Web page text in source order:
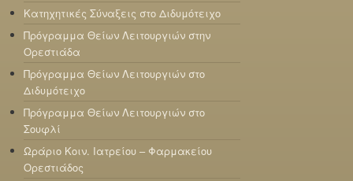
Κατηχητικές Σύναξεις στο Διδυμότειχο
Πρόγραμμα Θείων Λειτουργιών στην
Ορεστιάδα
Πρόγραμμα Θείων Λειτουργιών στο
Διδυμότειχο
Πρόγραμμα Θείων Λειτουργιών στο
Σουφλί
Ωράριο Κοιν. Ιατρείου – Φαρμακείου
Ορεστιάδος